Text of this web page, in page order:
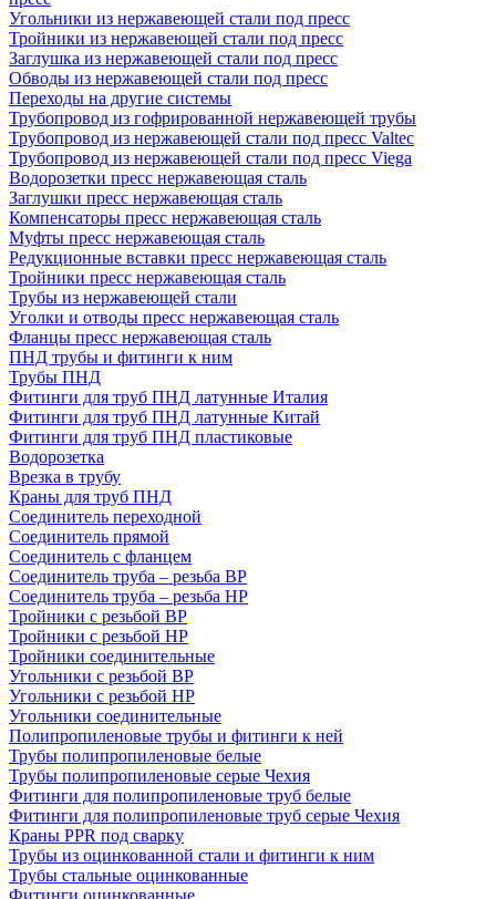
Угольники из нержавеющей стали под пресс
Тройники из нержавеющей стали под пресс
Заглушка из нержавеющей стали под пресс
Обводы из нержавеющей стали под пресс
Переходы на другие системы
Трубопровод из гофрированной нержавеющей трубы
Трубопровод из нержавеющей стали под пресс Valtec
Трубопровод из нержавеющей стали под пресс Viega
Водорозетки пресс нержавеющая сталь
Заглушки пресс нержавеющая сталь
Компенсаторы пресс нержавеющая сталь
Муфты пресс нержавеющая сталь
Редукционные вставки пресс нержавеющая сталь
Тройники пресс нержавеющая сталь
Трубы из нержавеющей стали
Уголки и отводы пресс нержавеющая сталь
Фланцы пресс нержавеющая сталь
ПНД трубы и фитинги к ним
Трубы ПНД
Фитинги для труб ПНД латунные Италия
Фитинги для труб ПНД латунные Китай
Фитинги для труб ПНД пластиковые
Водорозетка
Врезка в трубу
Краны для труб ПНД
Соединитель переходной
Соединитель прямой
Соединитель с фланцем
Соединитель труба – резьба ВР
Соединитель труба – резьба НР
Тройники с резьбой ВР
Тройники с резьбой НР
Тройники соединительные
Угольники с резьбой ВР
Угольники с резьбой НР
Угольники соединительные
Полипропиленовые трубы и фитинги к ней
Трубы полипропиленовые белые
Трубы полипропиленовые серые Чехия
Фитинги для полипропиленовые труб белые
Фитинги для полипропиленовые труб серые Чехия
Краны PPR под сварку
Трубы из оцинкованной стали и фитинги к ним
Трубы стальные оцинкованные
Фитинги оцинкованные